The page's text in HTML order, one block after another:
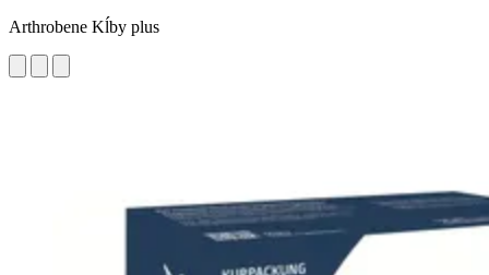
Arthrobene Kĺby plus